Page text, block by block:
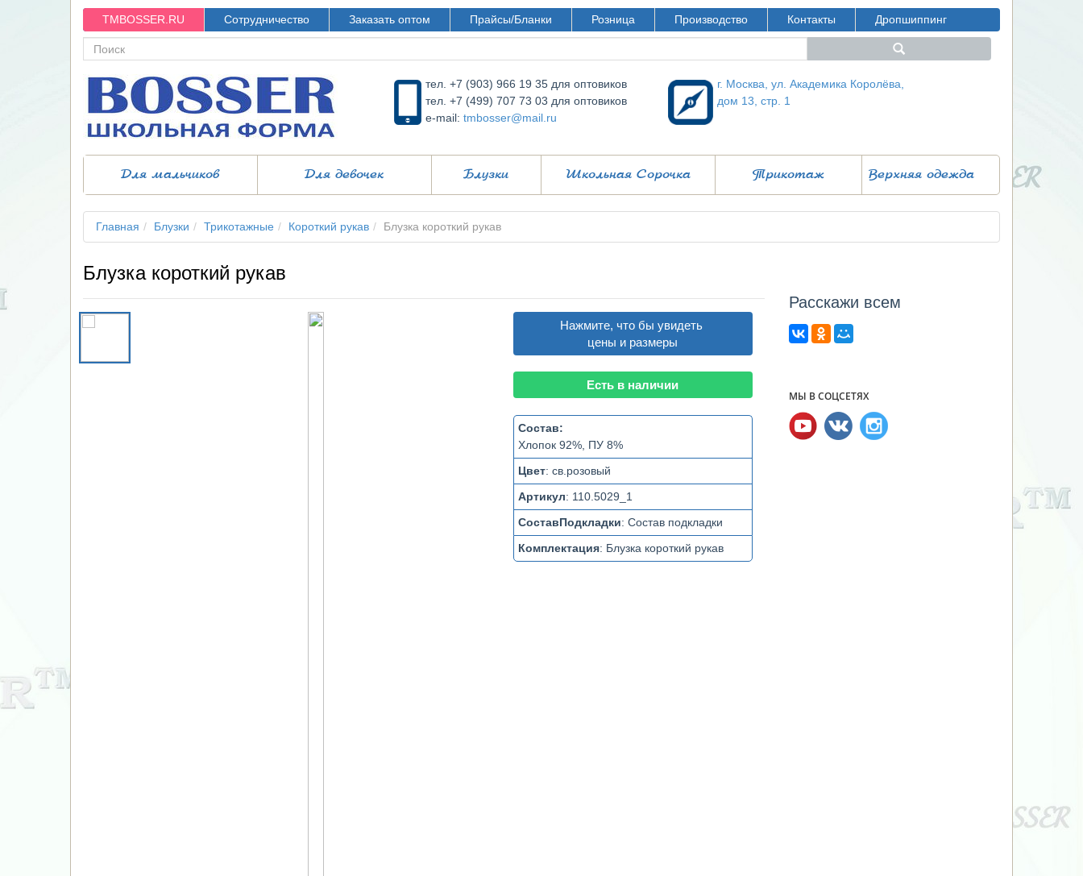
TMBOSSER.RU Сотрудничество Заказать оптом Прайсы/Бланки Розница Производство Контакты Дропшиппинг
тел. +7 (903) 966 19 35 для оптовиков
тел. +7 (499) 707 73 03 для оптовиков
e-mail: tmbosser@mail.ru
г. Москва, ул. Академика Королёва,
дом 13, стр. 1
Для мальчиков Для девочек Блузки Школьная Сорочка Трикотаж Верхняя одежда
Главная Блузки Трикотажные Короткий рукав Блузка короткий рукав
Блузка короткий рукав
Нажмите, что бы увидеть
цены и размеры
Есть в наличии
Состав:
Хлопок 92%, ПУ 8%
Цвет: св.розовый
Артикул: 110.5029_1
СоставПодкладки: Состав подкладки
Комплектация: Блузка короткий рукав
Расcкажи всем
МЫ В СОЦСЕТЯХ